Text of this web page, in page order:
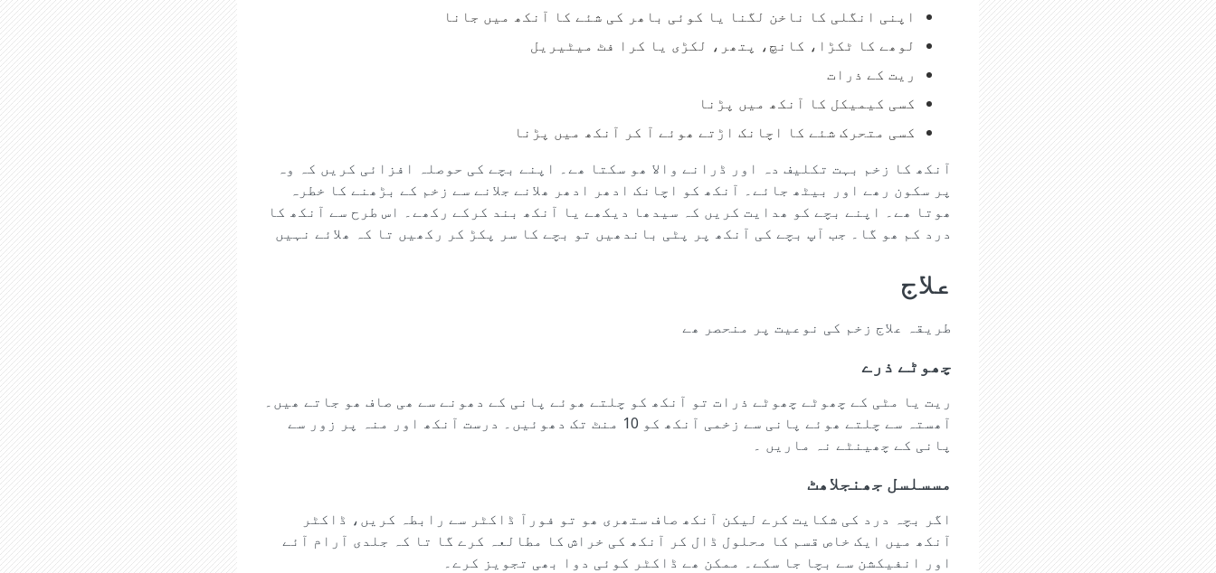
اپنی انگلی کا ناخن لگنا یا کوئی باھر کی شئے کا آنکھ میں جانا
لوھے کا ٹکڑا، کانچ، پتھر، لکڑی یا کرا فٹ میٹیریل
ریت کے ذرات
کسی کیمیکل کا آنکھ میں پڑنا
کسی متحرک شئے کا اچانک اڑتے ھوئے آ کر آنکھ میں پڑنا
آنکھ کا زخم بہت تکلیف دہ اور ڈرانے والا ھو سکتا ھے۔ اپنے بچے کی حوصلہ افزائی کریں کہ وہ
پر سکون رھے اور بیٹھ جائے۔ آنکھ کو اچانک ادھر ادھر ھلانے جلانے سے زخم کے بڑھنے کا خطرہ
ھوتا ھے۔ اپنے بچے کو ھدایت کریں کہ سیدھا دیکھے یا آنکھ بند کرکے رکھے۔ اس طرح سے آنکھ کا
درد کم ھو گا۔ جب آپ بچے کی آنکھ پر پٹی باندھیں تو بچے کا سر پکڑ کر رکھیں تا کہ ھلائے نہیں
علاج
طریقہ علاج زخم کی نوعیت پر منحصر ھے
چھوٹے ذرے
ریت یا مٹی کے چھوٹے چھوٹے ذرات تو آنکھ کو چلتے ھوئے پانی کے دھونے سے ھی صاف ھو جاتے ھیں۔
آھستہ سے چلتے ھوئے پانی سے زخمی آنکھ کو 10 منٹ تک دھوئیں۔ درست آنکھ اور منہ پر زور سے
پانی کے چھینٹے نہ ماریں ۔
مسسلسل جھنجلاھٹ
اگر بچہ درد کی شکایت کرے لیکن آنکھ صاف ستھری ھو تو فورآ ڈاکٹر سے رابطہ کریں، ڈاکٹر
آنکھ میں ایک خاص قسم کا محلول ڈال کر آنکھ کی خراش کا مطالعہ کرے گا تا کہ جلدی آرام آئے
اور انفیکشن سے بچا جا سکے۔ ممکن ھے ڈاکٹر کوئی دوا بھی تجویز کرے۔